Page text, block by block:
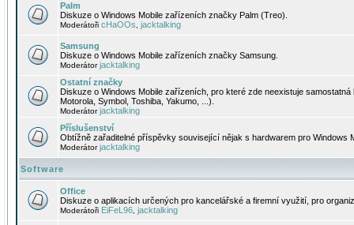
Palm
Diskuze o Windows Mobile zařízeních značky Palm (Treo).
Moderátoři cHaOOs jacktalking
Samsung
Diskuze o Windows Mobile zařízeních značky Samsung.
Moderátorjacktalking
Ostatní značky
Diskuze o Windows Mobile zařízeních, pro které zde neexistuje
Motorola, Symbol, Toshiba, Yakumo, ...).
Moderátorjacktalking
Příslušenství
Obtížně zařaditelné příspěvky související nějak s hardwarem pro Windows
Moderátorjacktalking
Software
Office
Diskuze o aplikacích určených pro kancelářské a firemní využití, pro
Moderátoři EiFeL96 jacktalking